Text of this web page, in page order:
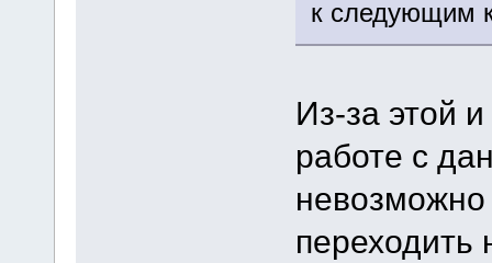
к следующим
Из-за этой
работе с
невозможно
переходить